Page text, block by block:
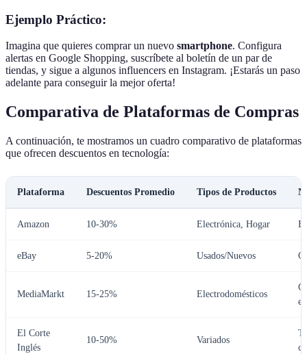
Ejemplo Práctico:
Imagina que quieres comprar un nuevo smartphone. Configura
alertas en Google Shopping, suscríbete al boletín de un par de
tiendas, y sigue a algunos influencers en Instagram. ¡Estarás un paso
adelante para conseguir la mejor oferta!
Comparativa de Plataformas de Compras
A continuación, te mostramos un cuadro comparativo de plataformas
que ofrecen descuentos en tecnología:
Plataforma Descuentos Promedio Tipos de Productos
Amazon 10-30% Electrónica, Hogar
eBay 5-20% Usados/Nuevos
MediaMarkt 15-25% Electrodomésticos
El Corte
Inglés
10-50% Variados